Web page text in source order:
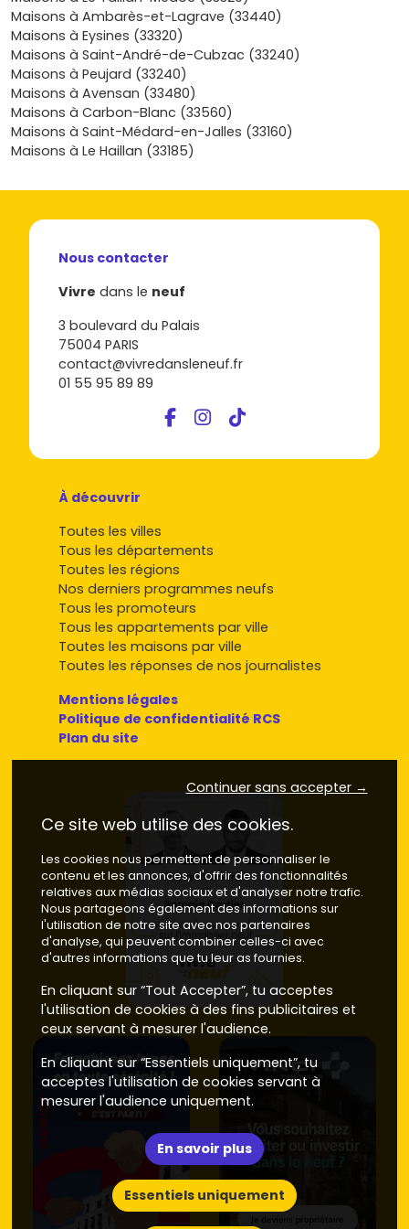
Vivre dans le neuf pour repérer le programme qui te
convient, demander une étude personnalisée et organiser
une visite témoin. C’est le moment de passer de l’idée à la
réalité et de trouver la maison où tu te sentiras chez toi,
dès le premier jour.
Maisons à Ambarès-et-Lagrave (33440)
Maisons à Eysines (33320)
Maisons à Saint-André-de-Cubzac (33240)
Maisons à Peujard (33240)
Maisons à Avensan (33480)
Maisons à Carbon-Blanc (33560)
Maisons à Saint-Médard-en-Jalles (33160)
Maisons à Le Haillan (33185)
Nous contacter
Vivre dans le neuf
3 boulevard du Palais
75004 PARIS
contact@vivredansleneuf.fr
01 55 95 89 89
À découvrir
Toutes les villes
Tous les départements
Toutes les régions
Nos derniers programmes neufs
Tous les promoteurs
Tous les appartements par ville
Toutes les maisons par ville
Toutes les réponses de nos journalistes
Mentions légales
Politique de confidentialité RCS
Plan du site
Continuer sans accepter →
Ce site web utilise des cookies.
Les cookies nous permettent de personnaliser le
contenu et les annonces, d'offrir des fonctionnalités
relatives aux médias sociaux et d'analyser notre trafic.
Nous partageons également des informations sur
l'utilisation de notre site avec nos partenaires
d'analyse, qui peuvent combiner celles-ci avec
d'autres informations que tu leur as fournies.
En cliquant sur “Tout Accepter”, tu acceptes
l'utilisation de cookies à des fins publicitaires et
ceux servant à mesurer l'audience.
En cliquant sur “Essentiels uniquement”, tu
acceptes l'utilisation de cookies servant à
mesurer l'audience uniquement.
En savoir plus
Essentiels uniquement